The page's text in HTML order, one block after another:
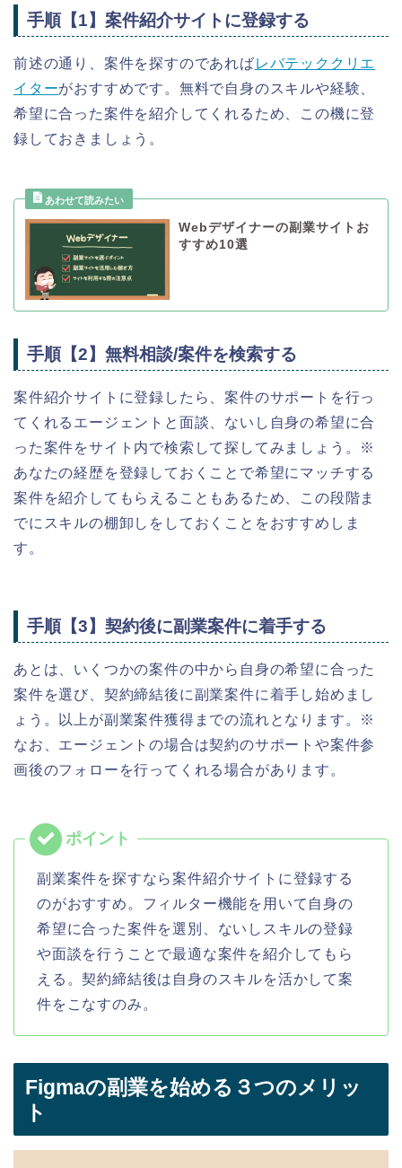
手順【1】案件紹介サイトに登録する
前述の通り、案件を探すのであればレバテッククリエ
イターがおすすめです。無料で自身のスキルや経験、
希望に合った案件を紹介してくれるため、この機に登
録しておきましょう。
Webデザイナーの副業サイトお
すすめ10選
手順【2】無料相談/案件を検索する
案件紹介サイトに登録したら、案件のサポートを行っ
てくれるエージェントと面談、ないし自身の希望に合
った案件をサイト内で検索して探してみましょう。※
あなたの経歴を登録しておくことで希望にマッチする
案件を紹介してもらえることもあるため、この段階ま
でにスキルの棚卸しをしておくことをおすすめしま
す。
手順【3】契約後に副業案件に着手する
あとは、いくつかの案件の中から自身の希望に合った
案件を選び、契約締結後に副業案件に着手し始めまし
ょう。以上が副業案件獲得までの流れとなります。※
なお、エージェントの場合は契約のサポートや案件参
画後のフォローを行ってくれる場合があります。
副業案件を探すなら案件紹介サイトに登録する
のがおすすめ。フィルター機能を用いて自身の
希望に合った案件を選別、ないしスキルの登録
や面談を行うことで最適な案件を紹介してもら
える。契約締結後は自身のスキルを活かして案
件をこなすのみ。
Figmaの副業を始める３つのメリッ
ト